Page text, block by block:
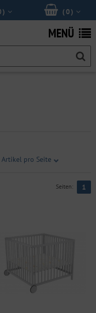
(0 )
)
MENÜ
Artikel pro Seite
Seiten: 1